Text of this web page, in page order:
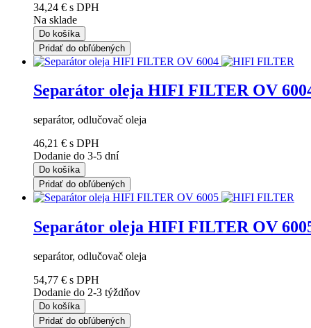
34,24 € s DPH
Na sklade
Do košíka
Pridať do obľúbených
Separátor oleja HIFI FILTER OV
separátor, odlučovač oleja
46,21 € s DPH
Dodanie do 3-5 dní
Do košíka
Pridať do obľúbených
Separátor oleja HIFI FILTER OV
separátor, odlučovač oleja
54,77 € s DPH
Dodanie do 2-3 týždňov
Do košíka
Pridať do obľúbených